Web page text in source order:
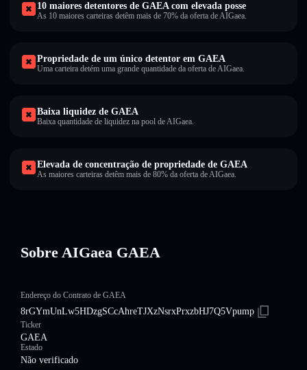
10 maiores detentores de GAEA com elevada posse
As 10 maiores carteiras detêm mais de 70% da oferta de AIGaea.
Propriedade de um único detentor em GAEA
Uma carteira detém uma grande quantidade da oferta de AIGaea.
Baixa liquidez de GAEA
Baixa quantidade de liquidez na pool de AIGaea.
Elevada de concentração de propriedade de GAEA
As maiores carteiras detêm mais de 80% da oferta de AIGaea.
Sobre AIGaea GAEA
Endereço do Contrato de GAEA
8rGYmUnLw5HDzgSCcAhreTJXzNsrxPrxzbHJ7Q5Vpump
Ticker
GAEA
Estado
Não verificado